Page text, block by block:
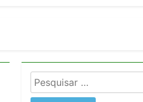
São Paulo Ibirapuera
Pesquisar
por: